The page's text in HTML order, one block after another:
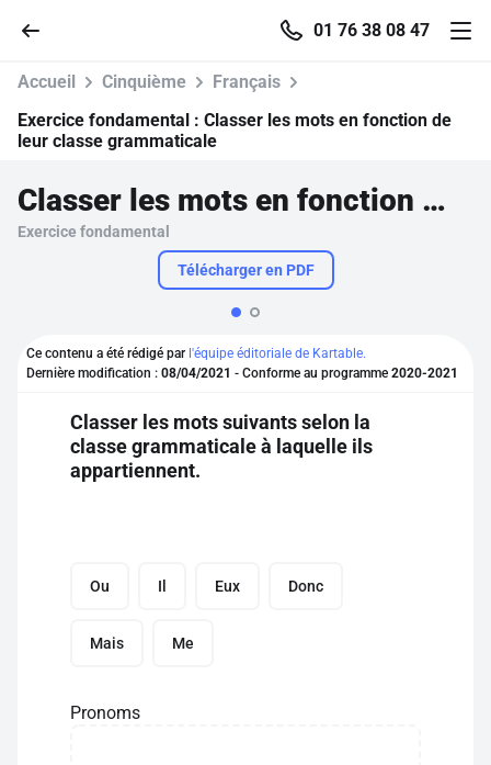
01 76 38 08 47
Parcourir
Se connecter
S'inscrire gratuitement
Pour profiter de 10 contenus offerts.
Accueil Cinquième
Français
Exercice fondamental : Classer les mots en fonction de
leur classe grammaticale
Classer les mots en fonction de leur classe grammaticale
Exercice fondamental
Télécharger en PDF
Ce contenu a été rédigé par l'équipe éditoriale de Kartable.
Dernière modification : 08/04/2021 - Conforme au programme 2020-2021
Classer les mots suivants selon la
classe grammaticale à laquelle ils
appartiennent.
Ou Il Eux Donc
Mais Me
Pronoms